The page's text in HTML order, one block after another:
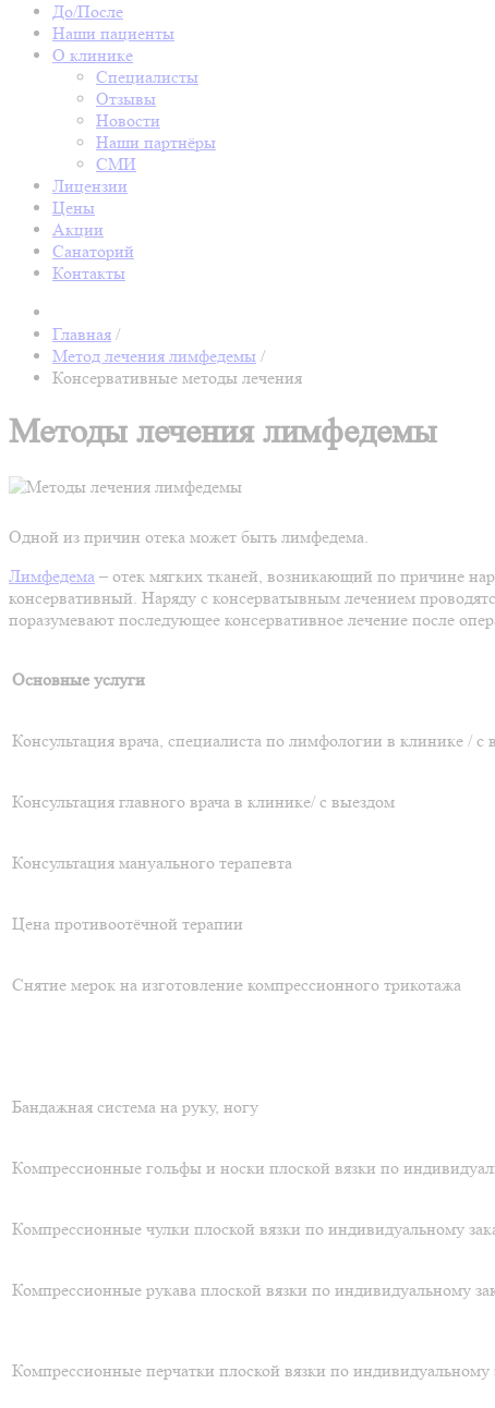
До/После
Наши пациенты
О клинике
Специалисты
Отзывы
Новости
Наши партнёры
СМИ
Лицензии
Цены
Акции
Санаторий
Контакты
Главная /
Метод лечения лимфедемы /
Консервативные методы лечения
Методы лечения лимфедемы
Одной из причин отека может быть лимфедема.
Лимфедема – отек мягких тканей, возникающий по причине
консервативный. Наряду с консерватывным лечением
поразумевают последующее консервативное лечение после
Основные услуги
Консультация врача, специалиста по лимфологии в клинике / с
Консультация главного врача в клинике/ с выездом
Консультация мануального терапевта
Цена противоотёчной терапии
Снятие мерок на изготовление компрессионного трикотажа
Бандажная система на руку, ногу
Компрессионные гольфы и носки плоской вязки по
Компрессионные чулки плоской вязки по индивидуальному
Компрессионные рукава плоской вязки по индивидуальному
Компрессионные перчатки плоской вязки по индивидуальному